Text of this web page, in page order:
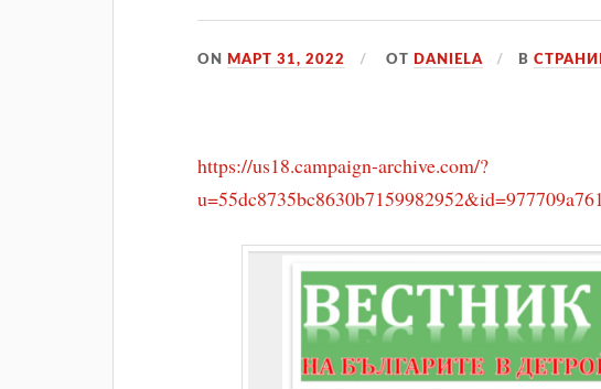
ON МАРТ 31, 2022 ОТ DANIELA В
https://us18.campaign-archive.com/?
u=55dc8735bc8630b7159982952&id=977709a761